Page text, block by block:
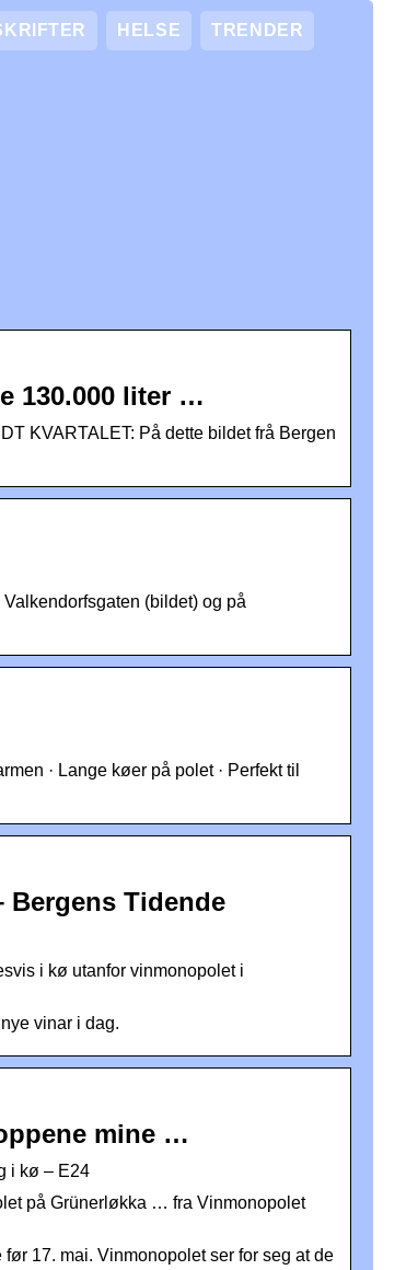
HELSE TRENDER
130.000 liter …
KVARTALET: På dette bildet frå Bergen
(bildet) og på
· Lange køer på polet · Perfekt til
Bergens Tidende
i kø utanfor vinmonopolet i
vinar i dag.
mine …
i kø – E24
på Grünerløkka … fra Vinmonopolet
17. mai. Vinmonopolet ser for seg at de